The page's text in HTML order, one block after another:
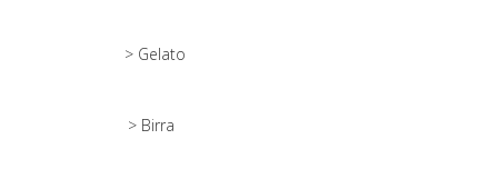
> Gelato
> Birra